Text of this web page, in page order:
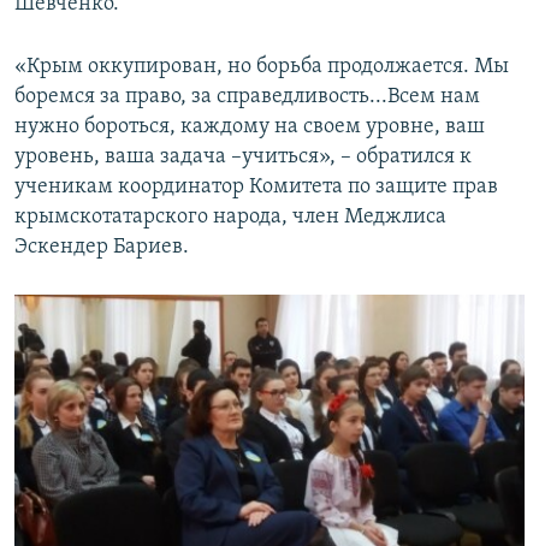
Шевченко.
«Крым оккупирован, но борьба продолжается. Мы
боремся за право, за справедливость...Всем нам
нужно бороться, каждому на своем уровне, ваш
уровень, ваша задача –учиться», – обратился к
ученикам координатор Комитета по защите прав
крымскотатарского народа, член Меджлиса
Эскендер Бариев.